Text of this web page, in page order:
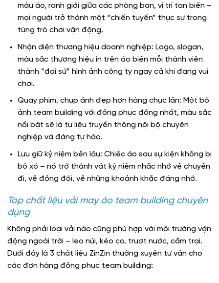
màu áo, ranh giới giữa các phòng ban, vị trí tan biến –
mọi người trở thành một “chiến tuyến” thực sự trong
từng trò chơi vận động.
Nhận diện thương hiệu doanh nghiệp: Logo, slogan,
màu sắc thương hiệu in trên áo biến mỗi thành viên
thành “đại sứ” hình ảnh công ty ngay cả khi đang vui
chơi.
Quay phim, chụp ảnh đẹp hơn hàng chục lần: Một bộ
ảnh team building với đồng phục đồng nhất, màu sắc
nổi bật sẽ là tư liệu truyền thông nội bộ chuyên
nghiệp và đáng tự hào.
Lưu giữ kỷ niệm bền lâu: Chiếc áo sau sự kiện không bị
bỏ xó – nó trở thành vật kỷ niệm nhắc nhớ về chuyến
đi, về đồng đội, về những khoảnh khắc đáng nhớ.
Top chất liệu vải may áo team building chuyên
dụng
Không phải loại vải nào cũng phù hợp với môi trường vận
động ngoài trời – leo núi, kéo co, trượt nước, cắm trại.
Dưới đây là 3 chất liệu ZinZin thường xuyên tư vấn cho
các đơn hàng đồng phục team building: